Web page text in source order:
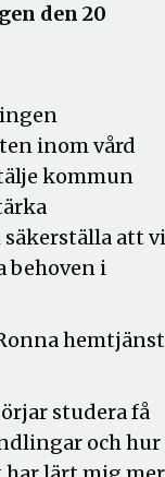
den 20
inom vård
kommun
att vi
behoven i
hemtjänst
studera få
och hur